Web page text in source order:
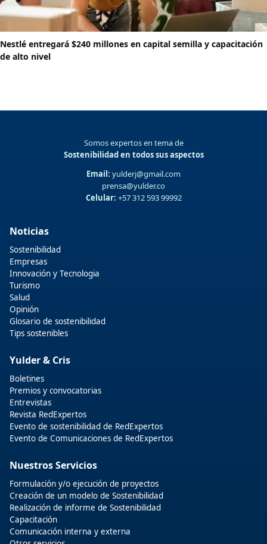
Nestlé entregará $240 millones en capital semilla y capacitación
de alto nivel
Somos expertos en tema de
Sostenibilidad en todos sus aspectos
Email: yulderj@gmail.com
prensa@yulder.co
Celular: +57 312 593 99992
Noticias
Sostenibilidad
Empresas
Innovación y Tecnologia
Turismo
Salud
Opinión
Glosario de sostenibilidad
Tips sostenibles
Yulder & Cris
Boletines
Premios y convocatorias
Entrevistas
Revista RedExpertos
Evento de sostenibilidad de RedExpertos
Evento de Comunicaciones de RedExpertos
Nuestros Servicios
Formulación y/o ejecución de proyectos
Creación de un modelo de Sostenibilidad
Realización de informe de Sostenibilidad
Capacitación
Comunicación interna y externa